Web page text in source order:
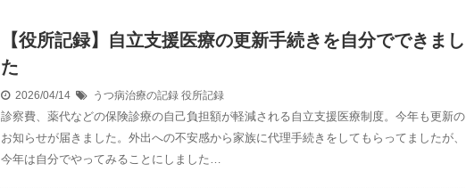
【役所記録】自立支援医療の更新手続きを自分でできまし
た
2026/04/14 うつ病治療の記録 役所記録
診察費、薬代などの保険診療の自己負担額が軽減される自立支援医療制度。今年も更新の
お知らせが届きました。外出への不安感から家族に代理手続きをしてもらってましたが、
今年は自分でやってみることにしました…